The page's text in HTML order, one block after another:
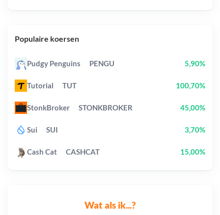
Wat als ik...?
Populaire koersen
Pudgy Penguins PENGU 5,90%
Tutorial TUT 100,70%
StonkBroker STONKBROKER 45,00%
Sui SUI 3,70%
Cash Cat CASHCAT 15,00%